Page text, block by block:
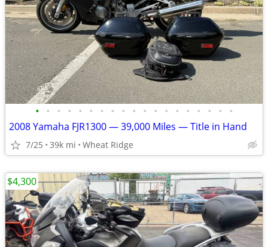
• • • • • • • • • • • • • • • • • • •
2008 Yamaha FJR1300 — 39,000 Miles — Title in Hand
7/25 39k mi Wheat Ridge
$4,300